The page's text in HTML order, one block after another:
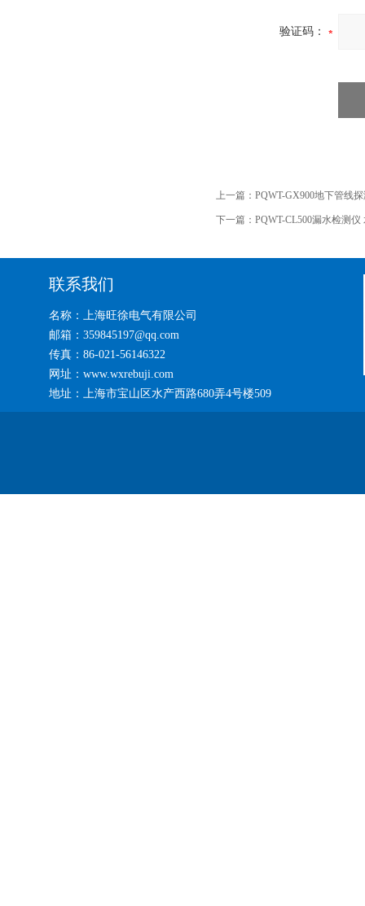
验证码：
上一篇： PQWT-GX900地下管线
下一篇： PQWT-CL500漏水检测
联系我们
名称：上海旺徐电气有限公司
邮箱：359845197@qq.com
传真：86-021-56146322
网址：www.wxrebuji.com
地址：上海市宝山区水产西路680弄4号楼509